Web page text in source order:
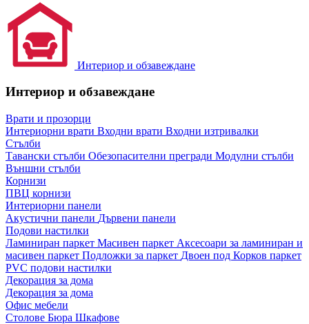
Интериор и обзавеждане
Интериор и обзавеждане
Врати и прозорци
Интериорни врати Входни врати Входни изтривалки
Стълби
Тавански стълби Обезопасителни прегради Модулни стълби
Външни стълби
Корнизи
ПВЦ корнизи
Интериорни панели
Акустични панели Дървени панели
Подови настилки
Ламиниран паркет Масивен паркет Аксесоари за ламиниран и
масивен паркет Подложки за паркет Двоен под Корков паркет
PVC подови настилки
Декорация за дома
Декорация за дома
Офис мебели
Столове Бюра Шкафове